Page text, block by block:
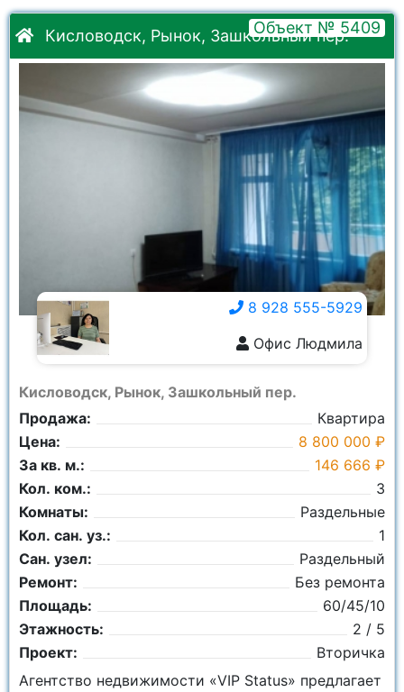
Кисловодск, Рынок, Зашкольный пер.
Объект № 5409
Кисловодск, Рынок, Зашкольный пер.
Продажа:
Квартира
Цена:
8 800 000 ₽
За кв. м.:
146 666 ₽
Кол. ком.:
3
Комнаты:
Раздельные
Кол. сан. уз.:
1
Сан. узел:
Раздельный
Ремонт:
Без ремонта
Площадь:
60/45/10
Этажность:
2 / 5
Проект:
Вторичка
8 928 555-5929
Офис Людмила
Агентство недвижимости «VIP Status» предлагает